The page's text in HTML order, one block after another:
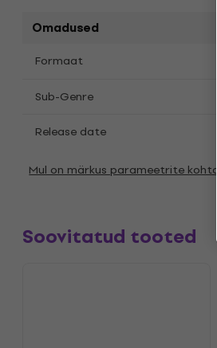
Omadused
Formaat
Sub-Genre
Release date
Mul on märkus parameetrite kohta
Soovitatud tooted